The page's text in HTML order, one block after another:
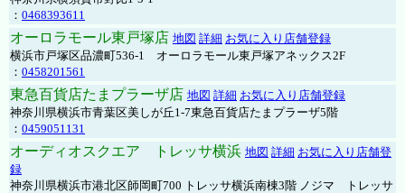
： 0468393611
オーロラモール東戸塚店 地図 詳細 お気に入り店舗登録
横浜市戸塚区品濃町536-1 オーロラモール東戸塚アネックス2F
： 0458201561
東急百貨店たまプラーザ店 地図 詳細 お気に入り店舗登録
神奈川県横浜市青葉区美しが丘1-7東急百貨店たまプラーザ5階
： 0459051131
オーディオスクエア トレッサ横浜 地図 詳細 お気に入り店舗登
録
神奈川県横浜市港北区師岡町700 トレッサ横浜南棟3階 ノジマ トレッサ